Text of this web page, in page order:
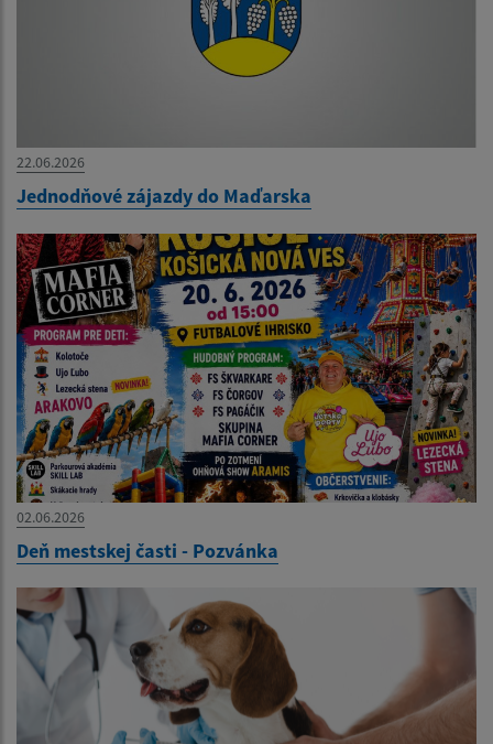
22.06.2026
Jednodňové zájazdy do Maďarska
02.06.2026
Deň mestskej časti - Pozvánka